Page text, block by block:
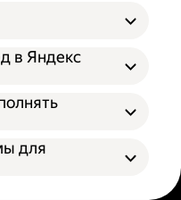
в Яндекс
для